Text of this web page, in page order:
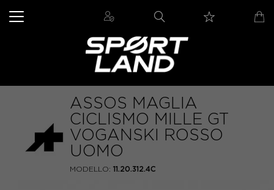
ASSOS MAGLIA
CICLISMO MILLE GT
VOGANSKI ROSSO
UOMO
MODELLO: 11.20.312.4C